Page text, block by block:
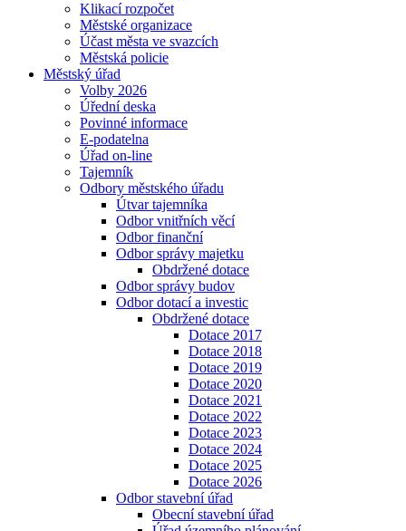
Klikací rozpočet
Městské organizace
Účast města ve svazcích
Městská policie
Městský úřad
Volby 2026
Úřední deska
Povinné informace
E-podatelna
Úřad on-line
Tajemník
Odbory městského úřadu
Útvar tajemníka
Odbor vnitřních věcí
Odbor finanční
Odbor správy majetku
Obdržené dotace
Odbor správy budov
Odbor dotací a investic
Obdržené dotace
Dotace 2017
Dotace 2018
Dotace 2019
Dotace 2020
Dotace 2021
Dotace 2022
Dotace 2023
Dotace 2024
Dotace 2025
Dotace 2026
Odbor stavební úřad
Obecní stavební úřad